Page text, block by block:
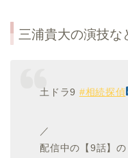
三浦貴大の演技な
土ドラ9 #相続探偵
／
配信中の【9話】